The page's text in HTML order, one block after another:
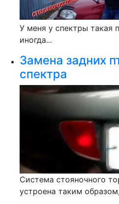
У меня у спектры такая
иногда...
Замена задних
спектра
Система стояночного
устроена таким